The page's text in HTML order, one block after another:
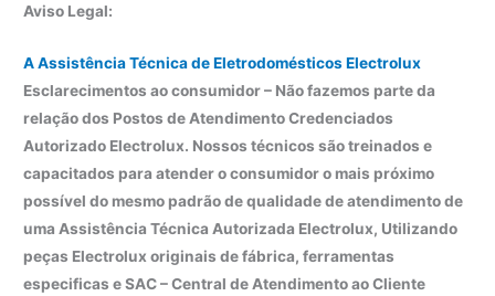
Aviso Legal:
A Assistência Técnica de Eletrodomésticos Electrolux
Esclarecimentos ao consumidor – Não fazemos parte da
relação dos Postos de Atendimento Credenciados
Autorizado Electrolux. Nossos técnicos são treinados e
capacitados para atender o consumidor o mais próximo
possível do mesmo padrão de qualidade de atendimento de
uma Assistência Técnica Autorizada Electrolux, Utilizando
peças Electrolux originais de fábrica, ferramentas
especificas e SAC – Central de Atendimento ao Cliente